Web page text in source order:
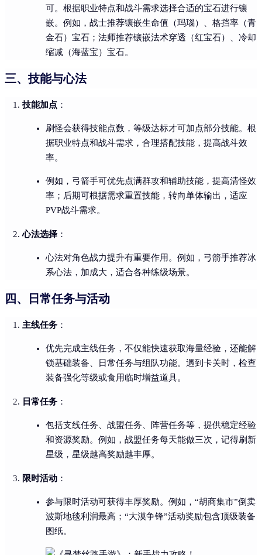
可。根据职业特点和战斗需求选择合适的宝石进行镶
嵌。例如，战士推荐镶嵌生命值（玛瑙）、格挡率（青
金石）宝石；法师推荐镶嵌法术穿透（红宝石）、冷却
缩减（海蓝宝）宝石。
三、技能与心法
技能加点 ：
刷怪会获得技能点数，等级达标才可加点部分技能。根
据职业特点和战斗需求，合理搭配技能，提高战斗效
率。
例如，弓箭手可优先点满群攻和辅助技能，提高清怪效
率；后期可根据需求重置技能，转向单体输出，适应
PVP战斗需求。
心法选择 ：
心法对角色战力提升有重要作用。例如，弓箭手推荐冰
系心法，加成大，适合各种练级场景。
四、日常任务与活动
主线任务 ：
优先完成主线任务，不仅能快速获取海量经验，还能解
锁基础装备、日常任务与组队功能。遇到卡关时，检查
装备强化等级或食用临时增益道具。
日常任务 ：
包括支线任务、战盟任务、阵营任务等，提供稳定经验
和资源奖励。例如，战盟任务每天能做三次，记得刷新
星级，星级越高奖励越丰厚。
限时活动 ：
参与限时活动可获得丰厚奖励。例如，“胡商集市”倒卖
波斯地毯利润最高；“大漠争锋”活动奖励包含顶级装备
图纸。